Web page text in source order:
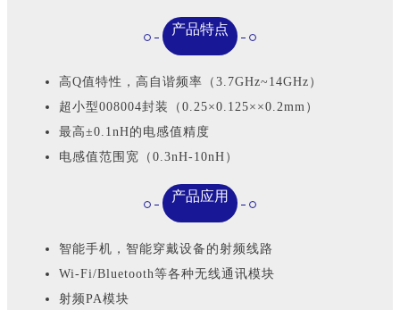
产品特点
高Q值特性，高自谐频率（3.7GHz~14GHz）
超小型008004封装（0.25×0.125××0.2mm）
最高±0.1nH的电感值精度
电感值范围宽（0.3nH-10nH）
产品应用
智能手机，智能穿戴设备的射频线路
Wi-Fi/Bluetooth等各种无线通讯模块
射频PA模块